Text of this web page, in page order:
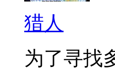
猎人
为了寻找